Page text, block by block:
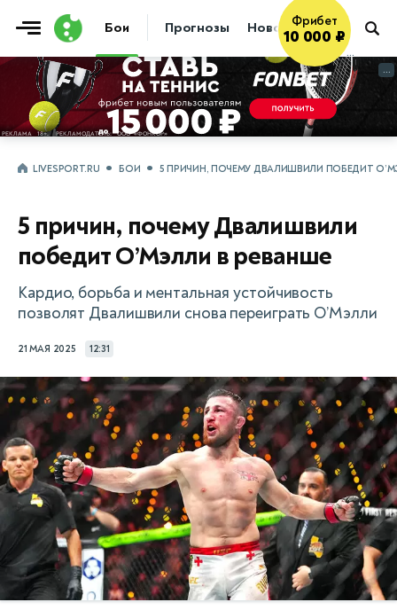
Бои Прогнозы Новости Бокс
Фрибет
10 000 ₽
...
...
LIVESPORT.RU БОИ 5 ПРИЧИН, ПОЧЕМУ ДВАЛИШВИЛИ ПОБЕДИТ
5 причин, почему Двалишвили
победит О’Мэлли в реванше
Кардио, борьба и ментальная устойчивость
позволят Двалишвили снова переиграть О’Мэлли
21 МАЯ 2025 12:31